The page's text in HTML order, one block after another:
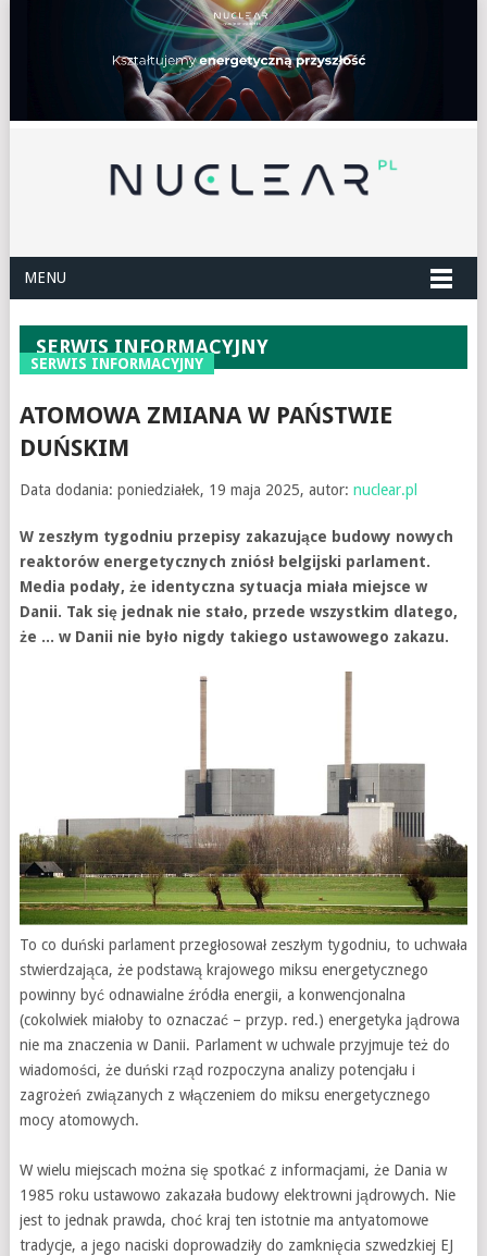
MENU
SERWIS INFORMACYJNY
ATOMOWA ZMIANA W PAŃSTWIE
DUŃSKIM
Data dodania: poniedziałek, 19 maja 2025, autor: nuclear.pl
W zeszłym tygodniu przepisy zakazujące budowy nowych
reaktorów energetycznych zniósł belgijski parlament.
Media podały, że identyczna sytuacja miała miejsce w
Danii. Tak się jednak nie stało, przede wszystkim dlatego,
że ... w Danii nie było nigdy takiego ustawowego zakazu.
To co duński parlament przegłosował zeszłym tygodniu, to uchwała
stwierdzająca, że podstawą krajowego miksu energetycznego
powinny być odnawialne źródła energii, a konwencjonalna
(cokolwiek miałoby to oznaczać – przyp. red.) energetyka jądrowa
nie ma znaczenia w Danii. Parlament w uchwale przyjmuje też do
wiadomości, że duński rząd rozpoczyna analizy potencjału i
zagrożeń związanych z włączeniem do miksu energetycznego
mocy atomowych.
W wielu miejscach można się spotkać z informacjami, że Dania w
1985 roku ustawowo zakazała budowy elektrowni jądrowych. Nie
jest to jednak prawda, choć kraj ten istotnie ma antyatomowe
tradycje, a jego naciski doprowadziły do zamknięcia szwedzkiej EJ
SERWIS INFORMACYJNY